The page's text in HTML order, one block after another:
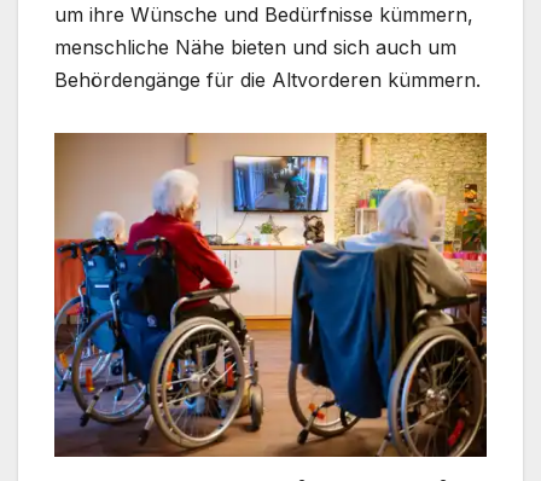
um ihre Wünsche und Bedürfnisse kümmern,
menschliche Nähe bieten und sich auch um
Behördengänge für die Altvorderen kümmern.